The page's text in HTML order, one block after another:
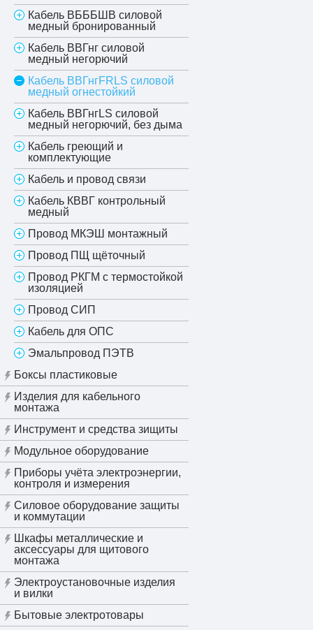
Кабель ВБББШВ силовой
медный бронированный
Кабель ВВГнг силовой
медный негорючий
Кабель ВВГнгFRLS силовой
медный огнестойкий
Кабель ВВГнгLS силовой
медный негорючий, без дыма
Кабель греющий и
комплектующие
Кабель и провод связи
Кабель КВВГ контрольный
медный
Провод МКЭШ монтажный
Провод ПЩ щёточный
Провод РКГМ с термостойкой
изоляцией
Провод СИП
Кабель для ОПС
Эмальпровод ПЭТВ
Боксы пластиковые
Изделия для кабельного
монтажа
Инструмент и средства зищиты
Модульное оборудование
Приборы учёта электроэнергии,
контроля и измерения
Силовое оборудование защиты
и коммутации
Шкафы металлические и
аксессуары для щитового
монтажа
Электроустановочные изделия
и вилки
Бытовые электротовары